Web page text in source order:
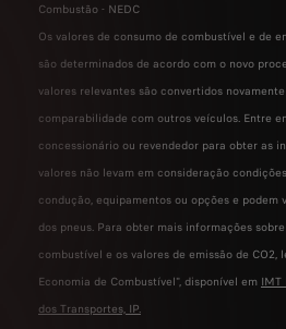
Combustão - NEDC
Os valores de consumo de combustível e de
são determinados de acordo com o novo
valores relevantes são convertidos
comparabilidade com outros veículos. Entre
concessionário ou revendedor para obter as
valores não levam em consideração
condução, equipamentos ou opções e
dos pneus. Para obter mais informações
combustível e os valores de emissão de CO2,
Economia de Combustível", disponível em IMT
dos Transportes, IP.